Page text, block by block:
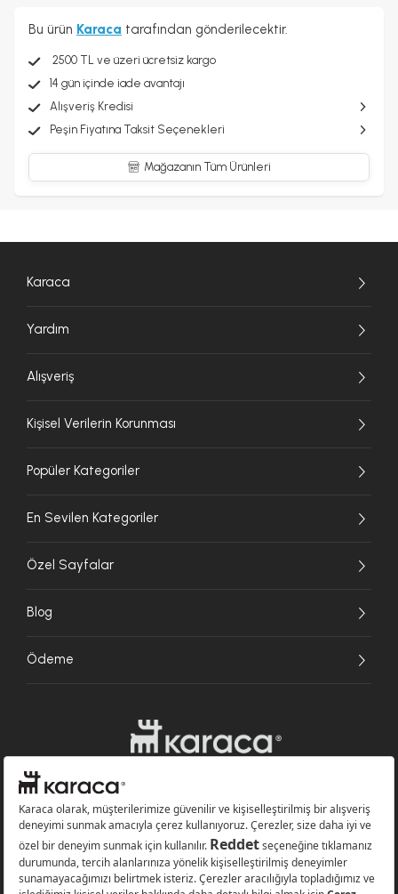
Bu ürün Karaca tarafından gönderilecektir.
2500 TL ve üzeri ücretsiz kargo
14 gün içinde iade avantajı
Alışveriş Kredisi
Peşin Fiyatına Taksit Seçenekleri
Mağazanın Tüm Ürünleri
Karaca
Yardım
Alışveriş
Kişisel Verilerin Korunması
Popüler Kategoriler
En Sevilen Kategoriler
Özel Sayfalar
Blog
Ödeme
Websitesinde kullanılan bazı görseller yapay zekâ (AI) ile üretilmiştir.